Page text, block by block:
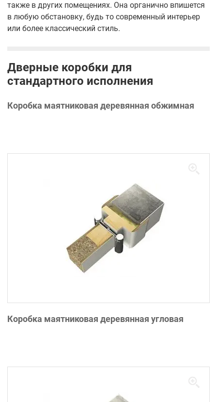
также в других помещениях. Она органично впишется
в любую обстановку, будь то современный интерьер
или более классический стиль.
Дверные коробки для
стандартного исполнения
Коробка маятниковая деревянная обжимная
Коробка маятниковая деревянная угловая